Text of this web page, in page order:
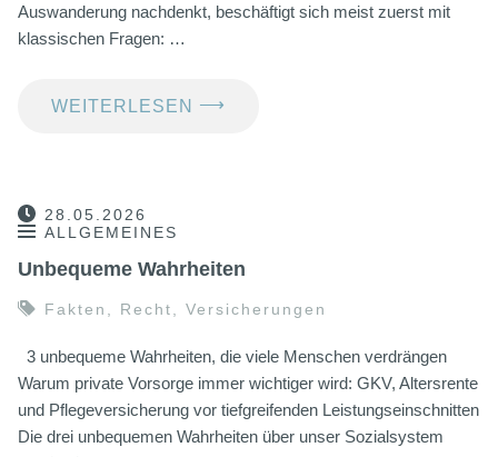
Auswanderung nachdenkt, beschäftigt sich meist zuerst mit
klassischen Fragen: …
WEITERLESEN ⟶
28.05.2026
ALLGEMEINES
Unbequeme Wahrheiten
Fakten Recht Versicherungen
3 unbequeme Wahrheiten, die viele Menschen verdrängen
Warum private Vorsorge immer wichtiger wird: GKV, Altersrente
und Pflegeversicherung vor tiefgreifenden Leistungseinschnitten
Die drei unbequemen Wahrheiten über unser Sozialsystem